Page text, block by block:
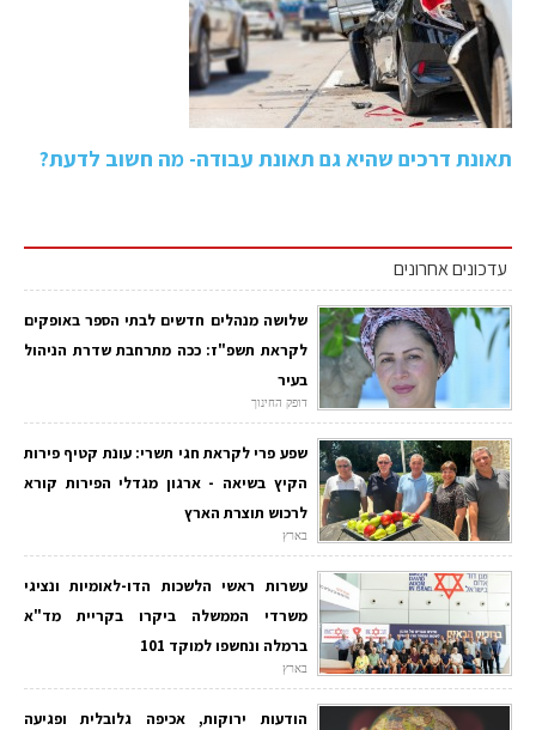
תאונת דרכים שהיא גם תאונת עבודה- מה חשוב לדעת?
עדכונים אחרונים
שלושה מנהלים חדשים לבתי הספר באופקים
לקראת תשפ"ז: ככה מתרחבת שדרת הניהול
בעיר
דופק החינוך
שפע פרי לקראת חגי תשרי: עונת קטיף פירות
הקיץ בשיאה - ארגון מגדלי הפירות קורא
לרכוש תוצרת הארץ
בארץ
עשרות ראשי הלשכות הדו-לאומיות ונציגי
משרדי הממשלה ביקרו בקריית מד"א
ברמלה ונחשפו למוקד 101
בארץ
הודעות ירוקות, אכיפה גלובלית ופגיעה